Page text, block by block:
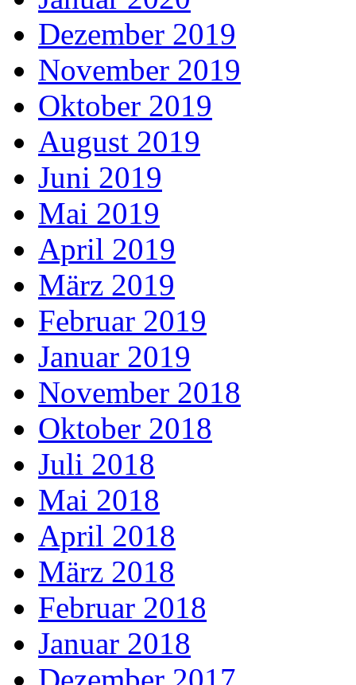
Dezember 2019
November 2019
Oktober 2019
August 2019
Juni 2019
Mai 2019
April 2019
März 2019
Februar 2019
Januar 2019
November 2018
Oktober 2018
Juli 2018
Mai 2018
April 2018
März 2018
Februar 2018
Januar 2018